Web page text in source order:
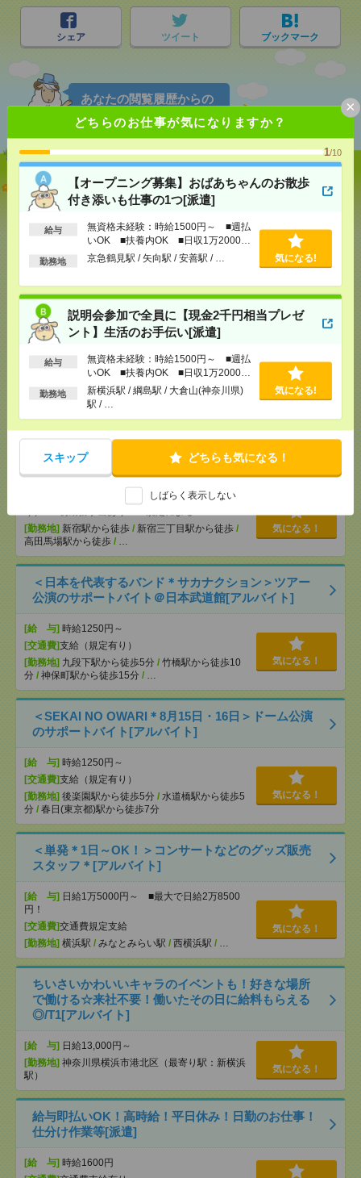
どちらのお仕事が気になりますか？
1/10
【オープニング募集】おばあちゃんのお散歩
付き添いも仕事の1つ[派遣]
給与
無資格未経験：時給1500円～ ■週払
いOK ■扶養内OK ■日収1万2000円
以上
勤務地 京急鶴見駅 / 矢向駅 / 安善駅 / … 気になる!
説明会参加で全員に【現金2千円相当プレゼ
ント】生活のお手伝い[派遣]
給与
無資格未経験：時給1500円～ ■週払
いOK ■扶養内OK ■日収1万2000円
以上
勤務地
新横浜駅 / 綱島駅 / 大倉山(神奈川県)
駅 / …
気になる!
スキップ どちらも気になる！
しばらく表示しない
×
シェア ツイート ブックマーク
あなたの閲覧履歴からの
おすすめ
【オープニング募集】おばあちゃんのお散歩付き添
いも仕事の1つ[派遣]
[給 与]無資格未経験：時給1500円～ ■週払い
OK ■扶養内OK ■日収1万2000円以上
[交通費]交通費全額支給
気になる！
説明会参加で全員に【現金2千円相当プレゼント】生
活のお手伝い[派遣]
[給 与]無資格未経験：時給1500円～ ■週払い
OK ■扶養内OK ■日収1万2000円以上
[交通費]交通費全額支給
新横浜駅
気になる！
【シフト自由・現金手渡しOK】iPhoneなどスマホの
充電を繋げるだけ！[派遣]
時給1414円～ ▼日払いOK（規定あ
[勤務地] 新宿駅から徒歩 / 新宿三丁目駅から徒歩 /
高田馬場駅から徒歩 / …
気になる！
＜日本を代表するバンド＊サカナクション＞ツアー
公演のサポートバイト＠日本武道館[アルバイト]
[給 与] 時給1250円～
[交通費]支給（規定有り）
[勤務地] 九段下駅から徒歩5分 / 竹橋駅から徒歩10
分 / 神保町駅から徒歩15分 / …
気になる！
＜SEKAI NO OWARI＊8月15日・16日＞ドーム公演
のサポートバイト[アルバイト]
[給 与] 時給1250円～
[交通費]支給（規定有り）
[勤務地] 後楽園駅から徒歩5分 / 水道橋駅から徒歩5
分 / 春日(東京都)駅から徒歩7分
気になる！
＜単発＊1日～OK！＞コンサートなどのグッズ販売
スタッフ＊[アルバイト]
[給 与] 日給1万5000円～ ■最大で日給2万8500
円！
[交通費]交通費規定支給
[勤務地] 横浜駅 / みなとみらい駅 / 西横浜駅 / …
気になる！
ちいさいかわいいキャラのイベントも！好きな場所
で働ける☆来社不要！働いたその日に給料もらえる
◎/T1[アルバイト]
[給 与] 日給13,000円～
[勤務地] 神奈川県横浜市港北区（最寄り駅：新横浜
駅）
気になる！
給与即払いOK！高時給！平日休み！日勤のお仕事！
仕分け作業等[派遣]
[給 与] 時給1600円